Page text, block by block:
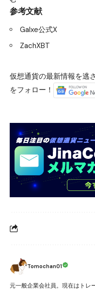
参考文献
Galxe公式X
ZachXBT
仮想通貨の最新情報を逃
をフォロー！
Tomochan01
元一般企業会社員。現在はトレ